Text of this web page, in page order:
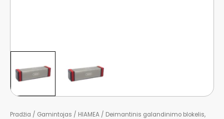
Pradžia / Gamintojas / HIAMEA / Deimantinis galandinimo blokelis,